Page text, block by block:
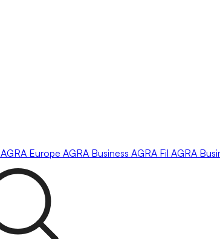
AGRA Europe AGRA Business AGRA Fil AGRA